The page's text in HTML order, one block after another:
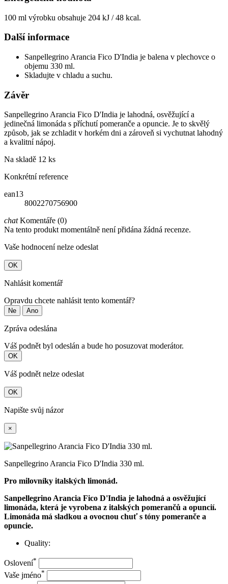
100 ml výrobku obsahuje 204 kJ / 48 kcal.
Další informace
Sanpellegrino Arancia Fico D'India je balena v plechovce o
objemu 330 ml.
Skladujte v chladu a suchu.
Závěr
Sanpellegrino Arancia Fico D'India je lahodná, osvěžující a
jedinečná limonáda s příchutí pomeranče a opuncie. Je to skvělý
způsob, jak se zchladit v horkém dni a zároveň si vychutnat lahodný
a kvalitní nápoj.
Na skladě 12 ks
Konkrétní reference
ean13
8002270756900
chatKomentáře (0)
Na tento produkt momentálně není přidána žádná recenze.
Vaše hodnocení nelze odeslat
OK
Nahlásit komentář
Opravdu chcete nahlásit tento komentář?
Ne Ano
Zpráva odeslána
Váš podnět byl odeslán a bude ho posuzovat moderátor.
OK
Váš podnět nelze odeslat
OK
Napište svůj názor
×
Sanpellegrino Arancia Fico D'India 330 ml.
Pro milovníky italských limonád.
Sanpellegrino Arancia Fico D'India je lahodná a osvěžující
limonáda, která je vyrobena z italských pomerančů a opuncií.
Limonáda má sladkou a ovocnou chuť s tóny pomeranče a
opuncie.
Quality:
Oslovení*
Vaše jméno*